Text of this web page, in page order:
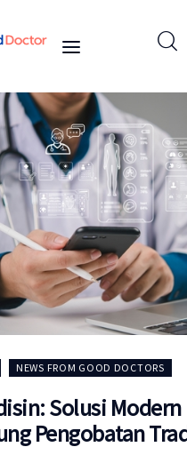
Bisnis
Anda
Good Doctor
NEWS FROM GOOD DOCTORS
Solusi Modern
Pengobatan